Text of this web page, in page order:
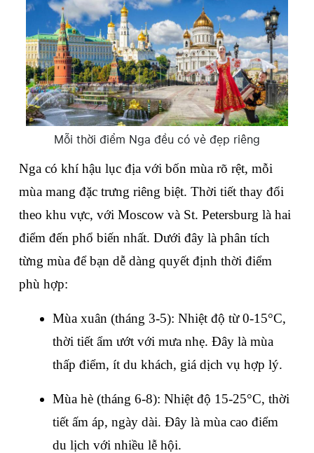
Mỗi thời điểm Nga đều có vẻ đẹp riêng
Nga có khí hậu lục địa với bốn mùa rõ rệt, mỗi
mùa mang đặc trưng riêng biệt. Thời tiết thay đổi
theo khu vực, với Moscow và St. Petersburg là hai
điểm đến phổ biến nhất. Dưới đây là phân tích
từng mùa để bạn dễ dàng quyết định thời điểm
phù hợp:
Mùa xuân (tháng 3-5): Nhiệt độ từ 0-15°C,
thời tiết ẩm ướt với mưa nhẹ. Đây là mùa
thấp điểm, ít du khách, giá dịch vụ hợp lý.
Mùa hè (tháng 6-8): Nhiệt độ 15-25°C, thời
tiết ấm áp, ngày dài. Đây là mùa cao điểm
du lịch với nhiều lễ hội.